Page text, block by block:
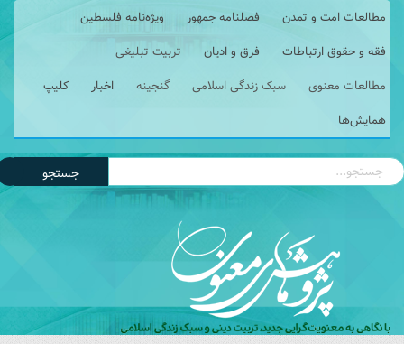
مطالعات امت و تمدن فصلنامه جمهور
ویژه‌نامه فلسطین
فقه و حقوق ارتباطات
فرق و ادیان
تربیت تبلیغی
مطالعات معنوی
سبک زندگی اسلامی گنجینه اخبار
کلیپ
همایش‌ها
جستجو